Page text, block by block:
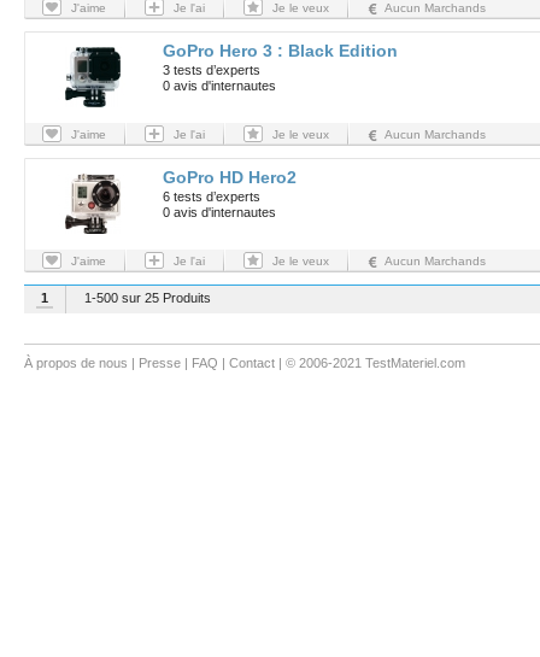
J'aime Je l'ai Je le veux Aucun Marchands
GoPro Hero 3 : Black Edition
3 tests d’experts
0 avis d'internautes
J'aime Je l'ai Je le veux Aucun Marchands
GoPro HD Hero2
6 tests d’experts
0 avis d'internautes
J'aime Je l'ai Je le veux Aucun Marchands
1 1-500 sur 25 Produits
À propos de nous | Presse | FAQ | Contact | © 2006-2021 TestMateriel.com